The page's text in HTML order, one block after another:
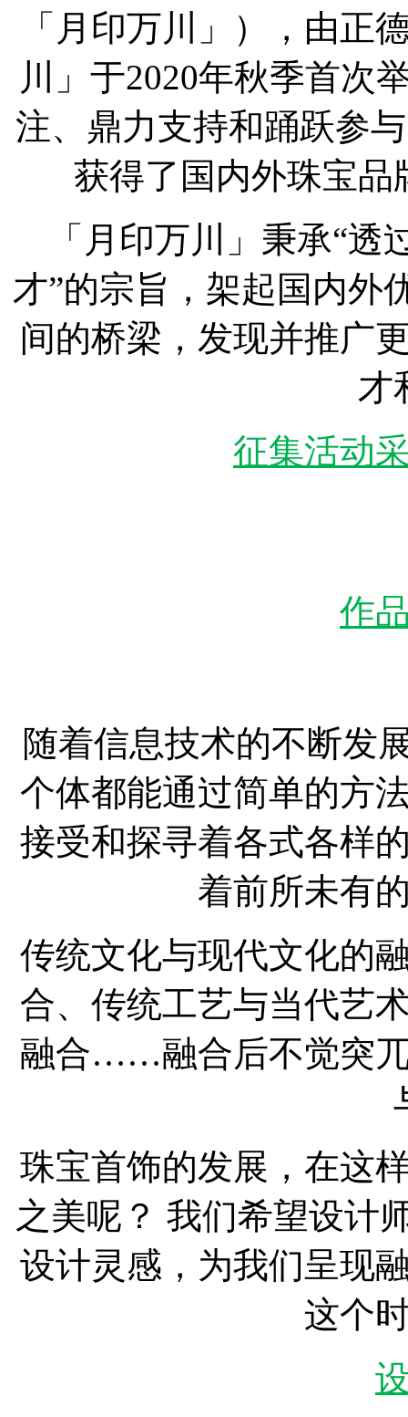
「月印万川」），由正
川」于2020年秋季首次
注、鼎力支持和踊跃参
获得了国内外珠宝
「月印万川」秉承“
才”的宗旨，架起国内外
间的桥梁，发现并推广
才
征集活动
作
随着信息技术的不断发
个体都能通过简单的方
接受和探寻着各式各样
着前所未有
传统文化与现代文化的
合、传统工艺与当代艺
融合……融合后不觉突
珠宝首饰的发展，在这
之美呢？ 我们希望设计
设计灵感，为我们呈现
这个